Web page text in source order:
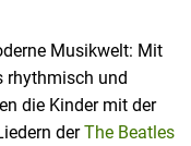
Musikwelt: Mit
rhythmisch und
die Kinder mit der
derThe Beatles